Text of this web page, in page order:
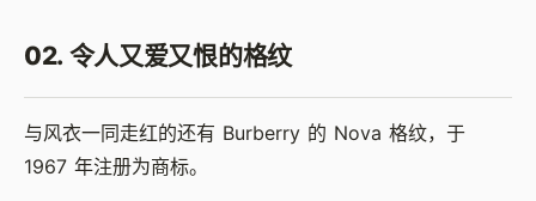
02. 令人又爱又恨的格纹
与风衣一同走红的还有 Burberry 的 Nova 格纹，于
1967 年注册为商标。